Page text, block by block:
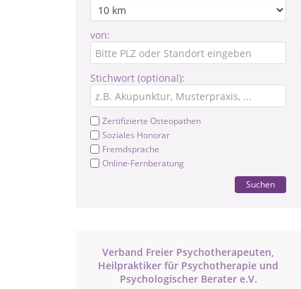
von:
Stichwort (optional):
Zertifizierte Osteopathen
Soziales Honorar
Fremdsprache
Online-Fernberatung
Suchen
Verband Freier Psychotherapeuten,
Heilpraktiker für Psychotherapie und
Psychologischer Berater e.V.